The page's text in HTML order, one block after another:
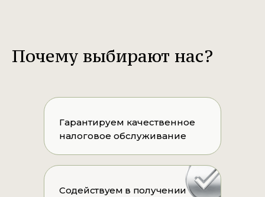
Почему выбирают нас?
Гарантируем качественное
налоговое обслуживание
Содействуем в получении